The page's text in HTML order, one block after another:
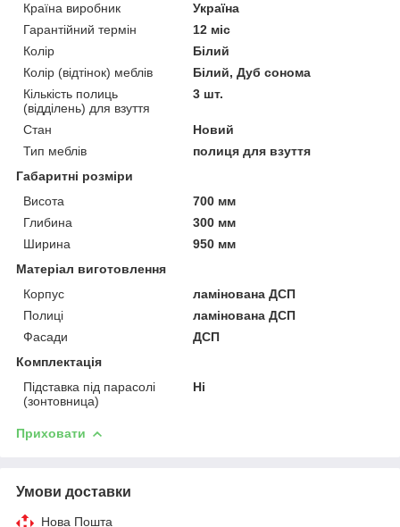
Країна виробник
Україна
Гарантійний термін
12 міс
Колір
Білий
Колір (відтінок) меблів
Білий, Дуб сонома
Кількість полиць
(відділень) для взуття
3 шт.
Стан
Новий
Тип меблів
полиця для взуття
Габаритні розміри
Висота
700 мм
Глибина
300 мм
Ширина
950 мм
Матеріал виготовлення
Корпус
ламінована ДСП
Полиці
ламінована ДСП
Фасади
ДСП
Комплектація
Підставка під парасолі
(зонтовница)
Ні
Приховати
Умови доставки
Нова Пошта